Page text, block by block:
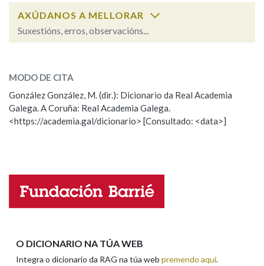
Nos exemplos
Na fraseoloxía
OUTRAS OPCIÓNS DE BUSCA
Pertence a
LIMPAR
AXÚDANOS A MELLORAR
Suxestións, erros, observacións...
ESCOLLE UNHA OPCIÓN:
Observación Hai un erro na palabra
Propoño mellorar a definición
Nome
MODO DE CITA
González González, M. (dir.): Dicionario da Real Academia
Galega. A Coruña: Real Academia Galega.
<https://academia.gal/dicionario> [Consultado: <data>]
O DICIONARIO NA TÚA WEB
Integra o dicionario da RAG na túa web premendo aquí.